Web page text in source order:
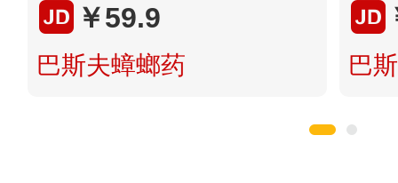
￥59.9
巴斯夫蟑螂药 巴